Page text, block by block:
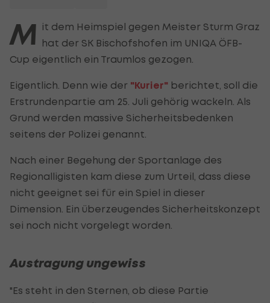
M it dem Heimspiel gegen Meister Sturm Graz
hat der SK Bischofshofen im UNIQA ÖFB-
Cup eigentlich ein Traumlos gezogen.
Eigentlich. Denn wie der "Kurier" berichtet, soll die
Erstrundenpartie am 25. Juli gehörig wackeln. Als
Grund werden massive Sicherheitsbedenken
seitens der Polizei genannt.
Nach einer Begehung der Sportanlage des
Regionalligisten kam diese zum Urteil, dass diese
nicht geeignet sei für ein Spiel in dieser
Dimension. Ein überzeugendes Sicherheitskonzept
sei noch nicht vorgelegt worden.
Austragung ungewiss
"Es steht in den Sternen, ob diese Partie